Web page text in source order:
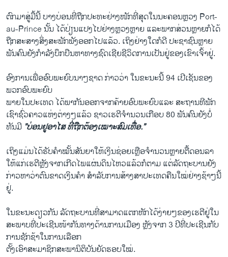
ຕົກ​ມາ​ສູ່​ມື້​ນີ້ ບາງ​ບ່ອນ​ທີ່​ຖືກ​ປະ​ທະ​ຢ່າງ​ໜັກ​ທີ່​ສຸດ​ໃນ​ນະຄອນຫຼວງ Port-
au-Prince ນັ້ນ ​ໄດ້​ປ່ຽນ​ແປງ​ໄປ​ຢ່າງ​ຫຼວງ​ຫຼາຍ ​ແລະ​ພາກສ່ວນ​ຫຼາຍ​ກໍ​ໄດ້​
ຖືກ​ສະ​ສາງ​ສິ່ງ​ສະ​ພັກ​ພັງ​ອອກ​ໄປ​ແລ້ວ. ​ເຖິງ​ຢ່າງ​ໃດ​ກໍ​ດີ ປະຊາຊົນ​ຫຼາຍ​
ພັນ​ຄົນ​ຍັງ​ກຳລັງ​ບຶກ​ບືນ​ຫາ​ທາງ​ຊົດ​ເຊີຍ​ຊີວິດ​ການເປັນ​ຢູ່​ຂອງ​ເຂົາ​ເຈົ້າ​ຢູ່.
ອົງການ​ເພື່ອ​ອົບ​ພະຍົບນາໆ​ຊາດ ກ່າວ​ວ່າ ​ໃນ​ຂະນະ​ນີ້ 94 ​ເປີ​ເຊັນຂອງ​
ພວກ​ອົບ​ພະຍົບ
ພາຍ​ໃນ​ປະ​ເທດ ​ໄດ້​ພາກັນ​ອອກ​ຈາກ​ຄ້າຍ​ອົບ​ພະຍົບ​ແລະ ສະຖານ​ທີ​ພັກ​
ເຊົາ​ຊົ່ວຄາວ​ແຫ່ງ​ຕ່າງໆ​ແລ້ວ ຊາວ​ເຮ​ຕີຈຳນວນ​ເກືອບ 80 ພັນ​ຄົນຍັງ​ບໍ່​
ທັນ​ມີ ”ບ່ອນຢູອາ​ໄສ ທີ່​ຖືກຕ້ອງ​ເໝາະ​ສົມ​ເທື່ອ.”
​ເຖິງ​ແມ່ນ​ໄດ້​ຮັບ​ຄຳ​ໝັ້ນ​ສັນຍາ​ໃຫ້​ເງິນ​ຊ່ອຍ​ເຫຼືອ​ຈຳນວນ​ຫຼາຍ​ຕື້​ດອນ​ລາ
ໃຫ້​ແກ່​ເຮ​ຕີ​ຫຼັງ​ຈາກ​ເກີດ​ໄພ​ແຜ່ນດິນ​ໄຫວ​ແລ້ວ​ກໍ​ຕາມ ​ແຕ່​ລັດຖະບານ​ຍັງ
ກ່າວ​ຫາ​ວ່າ​ຕົນ​ຂາດ​ເງິນ​ຄຳ ສຳລັບ​ການ​ສ້າງສາ​ປະ​ເທດ​ຄືນ​ໃໝ່​ຢ່າງ​ຊ້າໆ​ນີ້​
ຢູ່.
​ໃນ​ຂະນະ​ດຽວ​ກັນ ລັດຖະບານ​ທີ່​ສາມາດ​ແຕກ​ຫັກ​ໄດ້​ງ່າຍໆ​ຂອງ​ເຮ​ຕີຢູ່​ໃນ​
ສະພາບ​ທີ່​ປະ​ເຊີນ​ໜ້າ​ກັນ​ທາງ​ດ້ານ​ການ​ເມືອງ ຫຼັງ​ຈາກ 3 ປີ​ທີ່ປະ​ເຊີນ​ກັບ​
ການ​ຊັກ​ຊ້າ​ໃນ​ການ​ເລືອກ​
ຕັ້ງ​ເອົາ​ສະມາຊິກ​ສະພາ​ນິຕິບັນຍັດ​ຮອບ​ໃໝ່​.